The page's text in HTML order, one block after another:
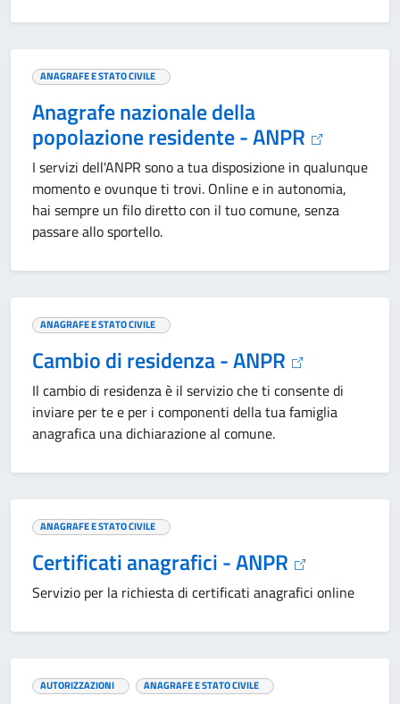
ANAGRAFE E STATO CIVILE
Anagrafe nazionale della
popolazione residente - ANPR
I servizi dell'ANPR sono a tua disposizione in qualunque
momento e ovunque ti trovi. Online e in autonomia,
hai sempre un filo diretto con il tuo comune, senza
passare allo sportello.
ANAGRAFE E STATO CIVILE
Cambio di residenza - ANPR
Il cambio di residenza è il servizio che ti consente di
inviare per te e per i componenti della tua famiglia
anagrafica una dichiarazione al comune.
ANAGRAFE E STATO CIVILE
Certificati anagrafici - ANPR
Servizio per la richiesta di certificati anagrafici online
AUTORIZZAZIONI ANAGRAFE E STATO CIVILE